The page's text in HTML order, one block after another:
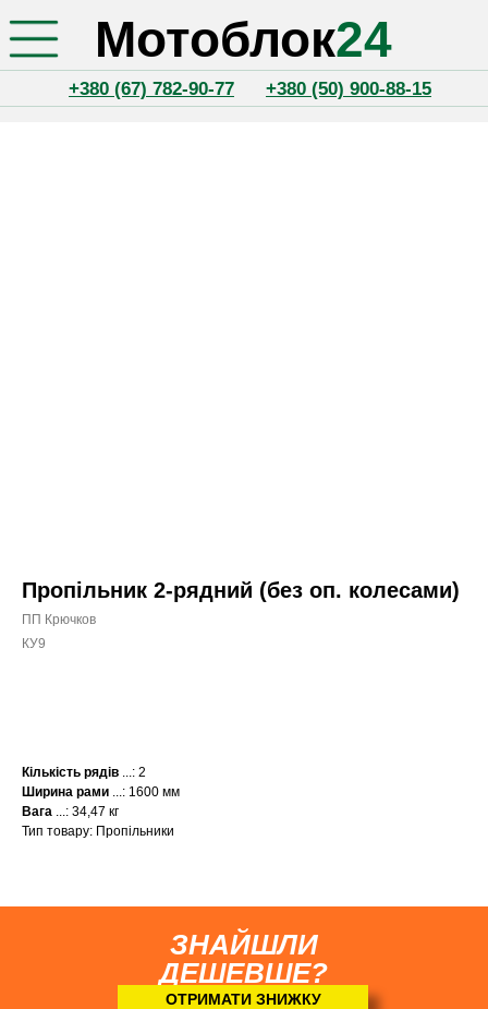
Мотоблок24
Пропільник 2-рядний (без оп. колесами)
ПП Крючков
КУ9
Кількість рядів ...: 2
Ширина рами ...: 1600 мм
Вага ...: 34,47 кг
Тип товару: Пропільники
ЗНАЙШЛИ
ДЕШЕВШЕ?
ОТРИМАТИ ЗНИЖКУ